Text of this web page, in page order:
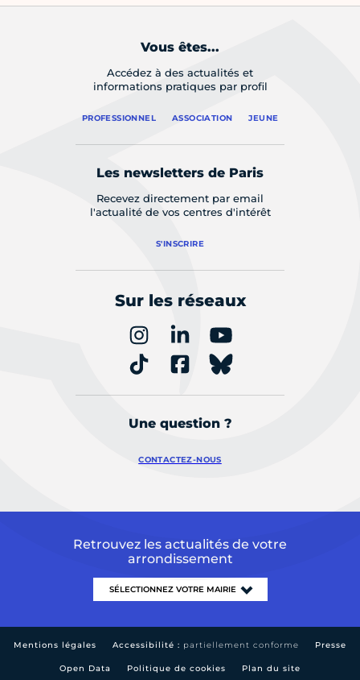
Vous êtes...
Accédez à des actualités et
informations pratiques par profil
PROFESSIONNEL ASSOCIATION JEUNE
Les newsletters de Paris
Recevez directement par email
l'actualité de vos centres d'intérêt
S'INSCRIRE
Sur les réseaux
Une question ?
CONTACTEZ-NOUS
Retrouvez les actualités de votre
arrondissement
Mentions légales Accessibilité : partiellement conforme Presse
Open Data Politique de cookies Plan du site